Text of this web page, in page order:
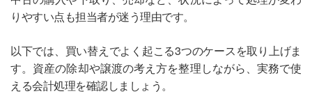
りやすい点も担当者が迷う理由です。
以下では、買い替えでよく起こる3つのケースを取り上げま
す。資産の除却や譲渡の考え方を整理しながら、実務で使
える会計処理を確認しましょう。